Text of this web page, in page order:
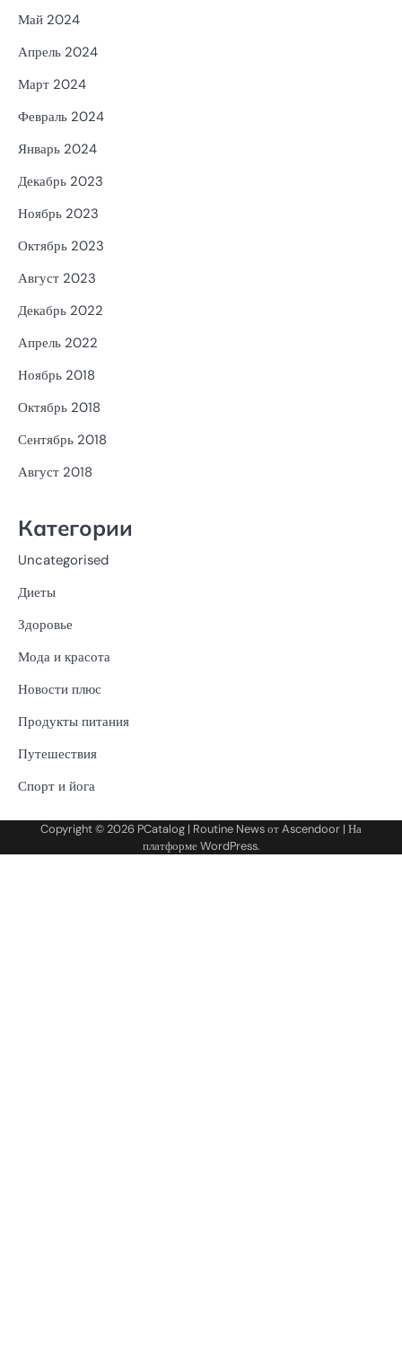
Май 2024
Апрель 2024
Март 2024
Февраль 2024
Январь 2024
Декабрь 2023
Ноябрь 2023
Октябрь 2023
Август 2023
Декабрь 2022
Апрель 2022
Ноябрь 2018
Октябрь 2018
Сентябрь 2018
Август 2018
Категории
Uncategorised
Диеты
Здоровье
Мода и красота
Новости плюс
Продукты питания
Путешествия
Спорт и йога
Copyright © 2026 PCatalog | Routine News отAscendoor | На
платформеWordPress.